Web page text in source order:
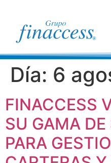
Día: 6
FINACCESS
SU GAMA DE
PARA